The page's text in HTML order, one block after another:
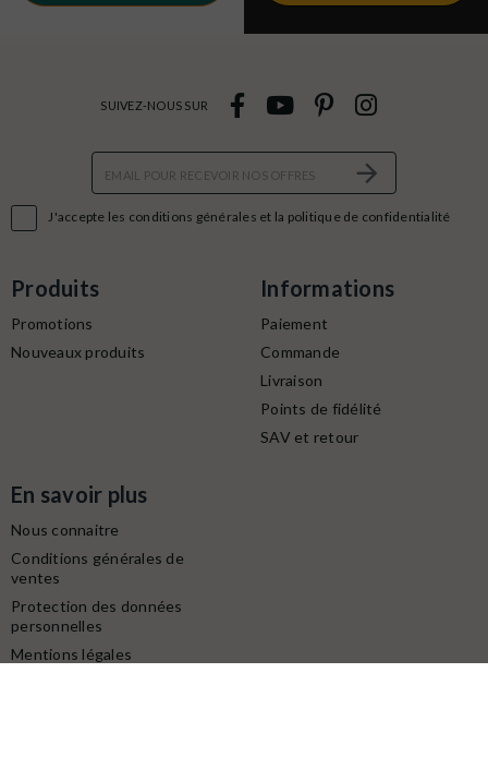
J'accepte les conditions générales et la politique de confidentialité
SUIVEZ-NOUS SUR
Produits
Promotions
Nouveaux produits
Informations
Paiement
Commande
Livraison
Points de fidélité
SAV et retour
En savoir plus
Nous connaitre
Conditions générales de
ventes
Protection des données
personnelles
Mentions légales